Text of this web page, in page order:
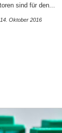
sind für den...
Oktober 2016